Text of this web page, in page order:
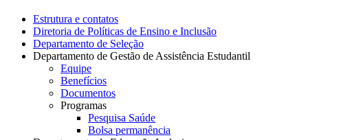
Estrutura e contatos
Diretoria de Políticas de Ensino e Inclusão
Departamento de Seleção
Departamento de Gestão de Assistência Estudantil
Equipe
Benefícios
Documentos
Programas
Pesquisa Saúde
Bolsa permanência